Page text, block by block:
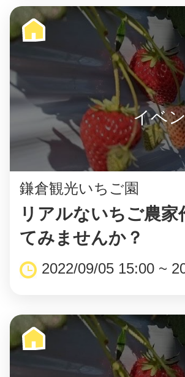
イベ
鎌倉観光いちご園
リアルないちご農
てみませんか？
2022/09/05 15:00 ~